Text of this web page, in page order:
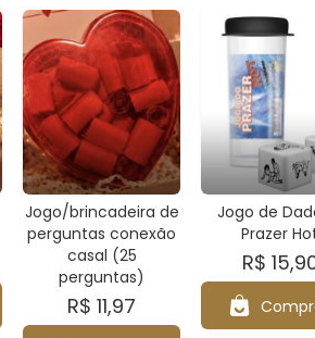
Jogo/brincadeira de
perguntas conexão
casal (25
perguntas)
R$ 11,97
Jogo de
Prazer
R$